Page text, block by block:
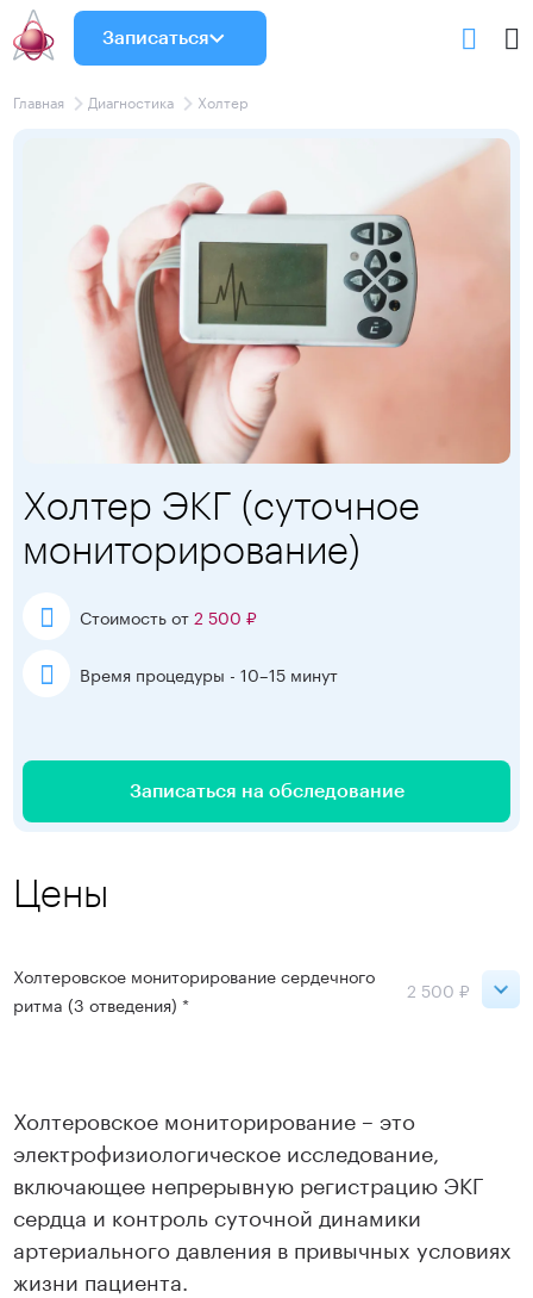
Записаться
Главная Диагностика Холтер
Холтер ЭКГ (суточное
мониторирование)
Стоимость от2 500 ₽
Время процедуры - 10–15 минут
Записаться на обследование
Цены
Холтеровское мониторирование сердечного
ритма (3 отведения) *
2 500 ₽
Записаться
Холтеровское мониторирование – это
электрофизиологическое исследование,
включающее непрерывную регистрацию ЭКГ
сердца и контроль суточной динамики
артериального давления в привычных условиях
жизни пациента.